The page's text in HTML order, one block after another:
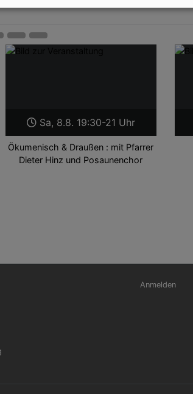
Sa, 8.8. 19:30-21 Uhr
Ökumenisch & Draußen : mit Pfarrer
Dieter Hinz und Posaunenchor
Benutzermenü
Anmelden